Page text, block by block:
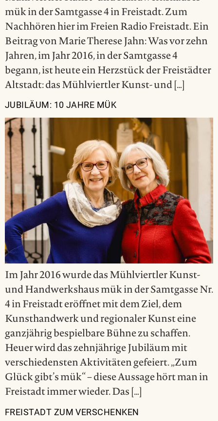
mük in der Samtgasse 4 in Freistadt. Zum
Nachhören hier im Freien Radio Freistadt. Ein
Beitrag von Marie Therese Jahn: Was vor zehn
Jahren, im Jahr 2016, in der Samtgasse 4
begann, ist heute ein Herzstück der Freistädter
Altstadt: das Mühlviertler Kunst- und […]
JUBILÄUM: 10 JAHRE MÜK
Im Jahr 2016 wurde das Mühlviertler Kunst-
und Handwerkshaus mük in der Samtgasse Nr.
4 in Freistadt eröffnet mit dem Ziel, dem
Kunsthandwerk und regionaler Kunst eine
ganzjährig bespielbare Bühne zu schaffen.
Heuer wird das zehnjährige Jubiläum mit
verschiedensten Aktivitäten gefeiert. „Zum
Glück gibt’s mük“ – diese Aussage hört man in
Freistadt immer wieder. Das […]
FREISTADT ZUM VERSCHENKEN